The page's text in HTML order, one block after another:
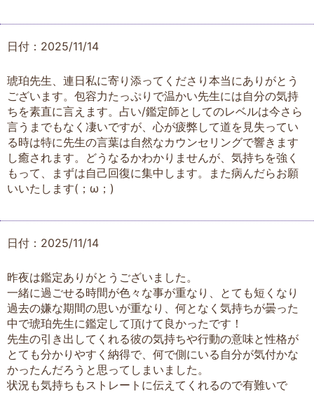
日付：2025/11/14
琥珀先生、連日私に寄り添ってくださり本当にありがとう
ございます。包容力たっぷりで温かい先生には自分の気持
ちを素直に言えます。占い/鑑定師としてのレベルは今さら
言うまでもなく凄いですが、心が疲弊して道を見失ってい
る時は特に先生の言葉は自然なカウンセリングで響きます
し癒されます。どうなるかわかりませんが、気持ちを強く
もって、まずは自己回復に集中します。また病んだらお願
いいたします(；ω；)
日付：2025/11/14
昨夜は鑑定ありがとうございました。
一緒に過ごせる時間が色々な事が重なり、とても短くなり
過去の嫌な期間の思いが重なり、何となく気持ちが曇った
中で琥珀先生に鑑定して頂けて良かったです！
先生の引き出してくれる彼の気持ちや行動の意味と性格が
とても分かりやすく納得で、何で側にいる自分が気付かな
かったんだろうと思ってしまいました。
状況も気持ちもストレートに伝えてくれるので有難いで